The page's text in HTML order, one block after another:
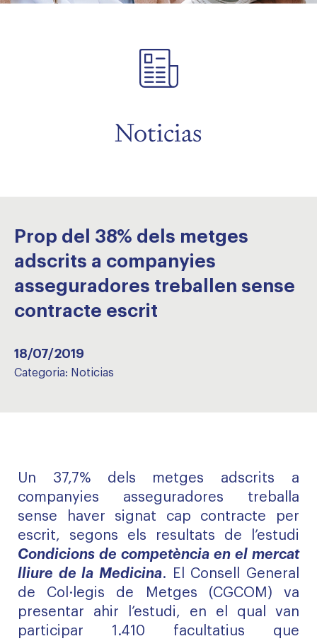
Noticias
Prop del 38% dels metges
adscrits a companyies
asseguradores treballen sense
contracte escrit
18/07/2019
Categoria: Noticias
Un 37,7% dels metges adscrits a
companyies asseguradores treballa
sense haver signat cap contracte per
escrit, segons els resultats de l’estudi
Condicions de competència en el mercat
lliure de la Medicina. El Consell General
de Col·legis de Metges (CGCOM) va
presentar ahir l’estudi, en el qual van
participar 1.410 facultatius que